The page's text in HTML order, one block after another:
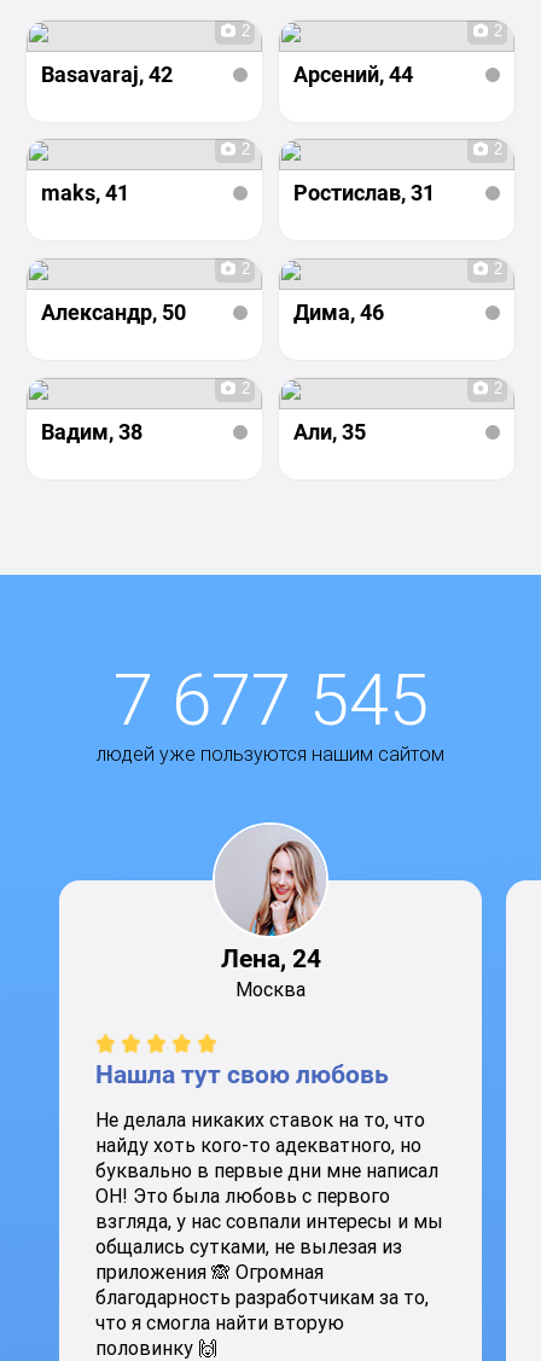
2
Basavaraj, 42
2
Арсений, 44
2
maks, 41
2
Ростислав, 31
2
Александр, 50
2
Дима, 46
2
Вадим, 38
2
Али, 35
7 677 545
людей уже пользуются нашим сайтом
Лена, 24
Москва
Нашла тут свою любовь
Не делала никаких ставок на то, что
найду хоть кого-то адекватного, но
буквально в первые дни мне написал
ОН! Это была любовь с первого
взгляда, у нас совпали интересы и мы
общались сутками, не вылезая из
приложения 🙈 Огромная
благодарность разработчикам за то,
что я смогла найти вторую
половинку 🙌